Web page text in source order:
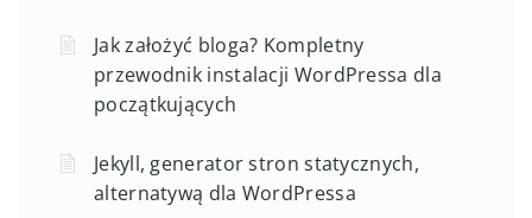
Jak założyć bloga? Kompletny
przewodnik instalacji WordPressa dla
początkujących
Jekyll, generator stron statycznych,
alternatywą dla WordPressa